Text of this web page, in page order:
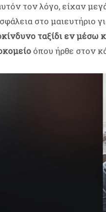
τον λόγο, είχαν
στο μαιευτήριο
ταξίδι εν μέσω
όπου ήρθε στον